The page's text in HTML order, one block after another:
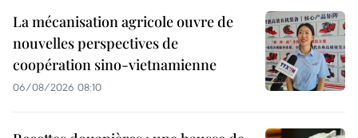
La mécanisation agricole ouvre de
nouvelles perspectives de
coopération sino-vietnamienne
06/08/2026 08:10